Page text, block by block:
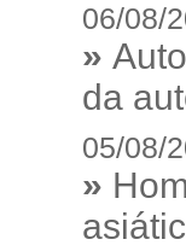
06/08/
»
da
05/08/
»